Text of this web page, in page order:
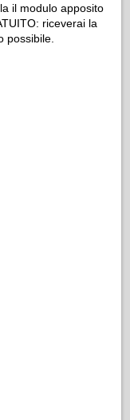
il modulo apposito
riceverai la
possibile.